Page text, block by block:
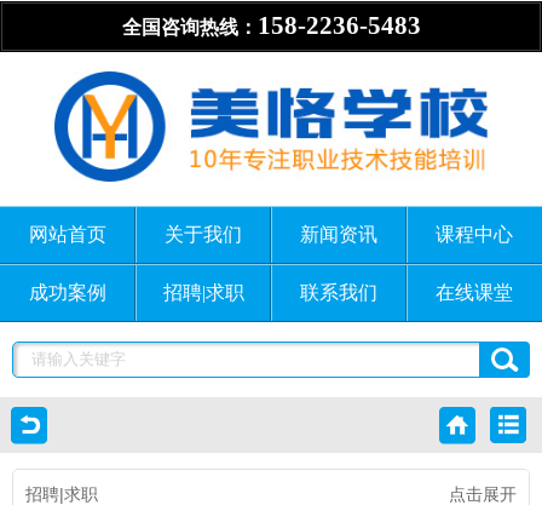
全国咨询热线： 158-2236-5483
网站首页 关于我们 新闻资讯 课程中心
成功案例 招聘|求职 联系我们 在线课堂
点击展开
招聘|求职